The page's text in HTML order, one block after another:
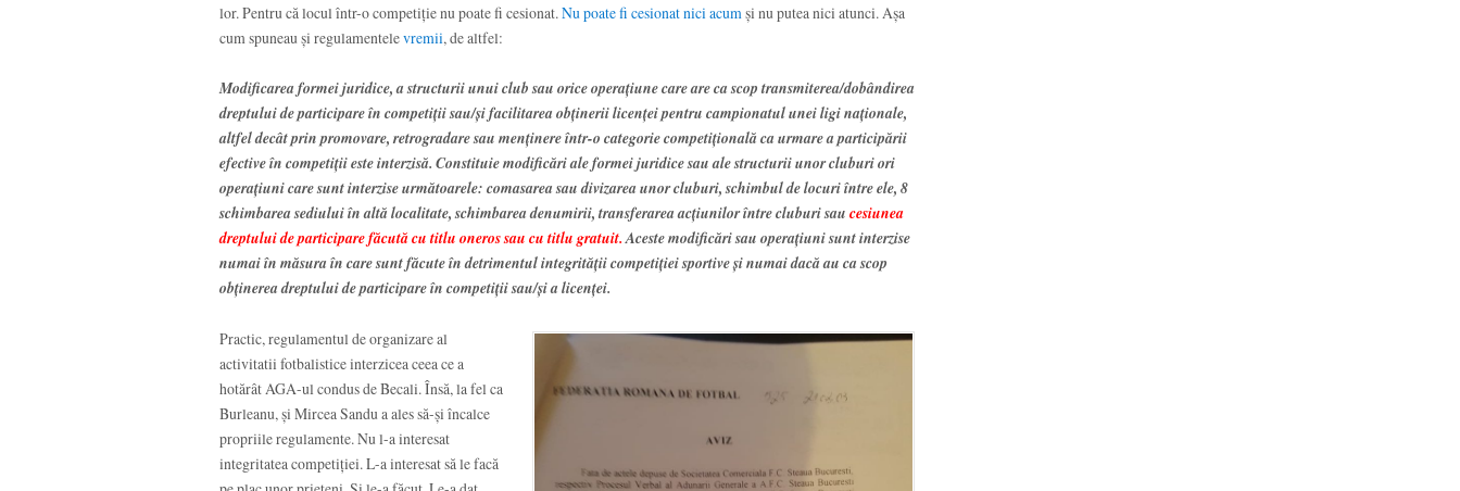
lor. Pentru că locul într-o competiție nu poate fi cesionat.Nu poate fi cesionat nici acumși nu putea nici atunci. Așa
cum spuneau și regulamentelevremii, de altfel:
Modificarea formei juridice, a structurii unui club sau orice operaţiune care are ca scop transmiterea/dobândirea
dreptului de participare în competiţii sau/şi facilitarea obţinerii licenței pentru campionatul unei ligi naționale,
altfel decât prin promovare, retrogradare sau menţinere într-o categorie competiţională ca urmare a participării
efective în competiţii este interzisă. Constituie modificări ale formei juridice sau ale structurii unor cluburi ori
operaţiuni care sunt interzise următoarele: comasarea sau divizarea unor cluburi, schimbul de locuri între ele, 8
schimbarea sediului în altă localitate, schimbarea denumirii, transferarea acţiunilor între cluburi sau cesiunea
dreptului de participare făcută cu titlu oneros sau cu titlu gratuit.Aceste modificări sau operaţiuni sunt interzise
numai în măsura în care sunt făcute în detrimentul integrităţii competiţiei sportive şi numai dacă au ca scop
obţinerea dreptului de participare în competiţii sau/şi a licenţei.
Practic, regulamentul de organizare al
activitatii fotbalistice interzicea ceea ce a
hotărât AGA-ul condus de Becali. Însă, la fel ca
Burleanu, și Mircea Sandu a ales să-și încalce
propriile regulamente. Nu l-a interesat
integritatea competiției. L-a interesat să le facă